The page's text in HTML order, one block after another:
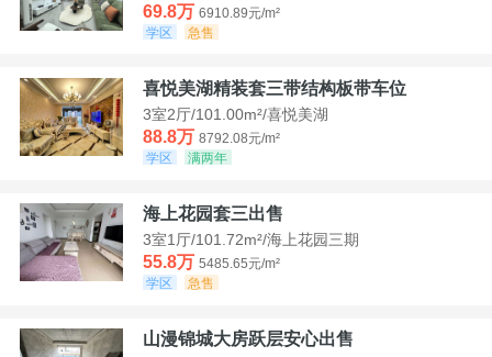
69.8万 6910.89元/m²
学区
急售
喜悦美湖精装套三带结构板带车位
3室2厅/101.00m²/喜悦美湖
88.8万 8792.08元/m²
学区
满两年
海上花园套三出售
3室1厅/101.72m²/海上花园三期
55.8万 5485.65元/m²
学区
急售
山漫锦城大房跃层安心出售